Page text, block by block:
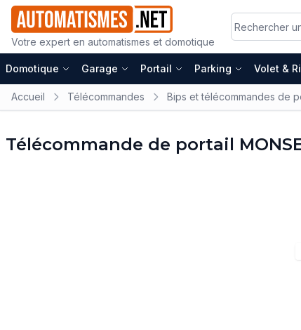
Votre expert en automatismes et domotique
Domotique Garage Portail Parking Volet &
Accueil Télécommandes Bips et télécommandes de
Télécommande de portail